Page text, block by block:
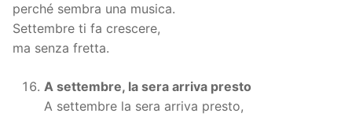
perché sembra una musica.
Settembre ti fa crescere,
ma senza fretta.
A settembre, la sera arriva presto
A settembre la sera arriva presto,